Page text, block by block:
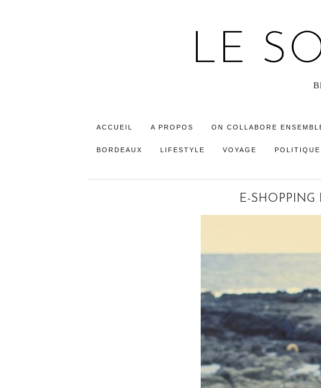
LE
ACCUEIL A PROPOS ON COLLABORE
BORDEAUX LIFESTYLE VOYAGE
E-SHOPPING